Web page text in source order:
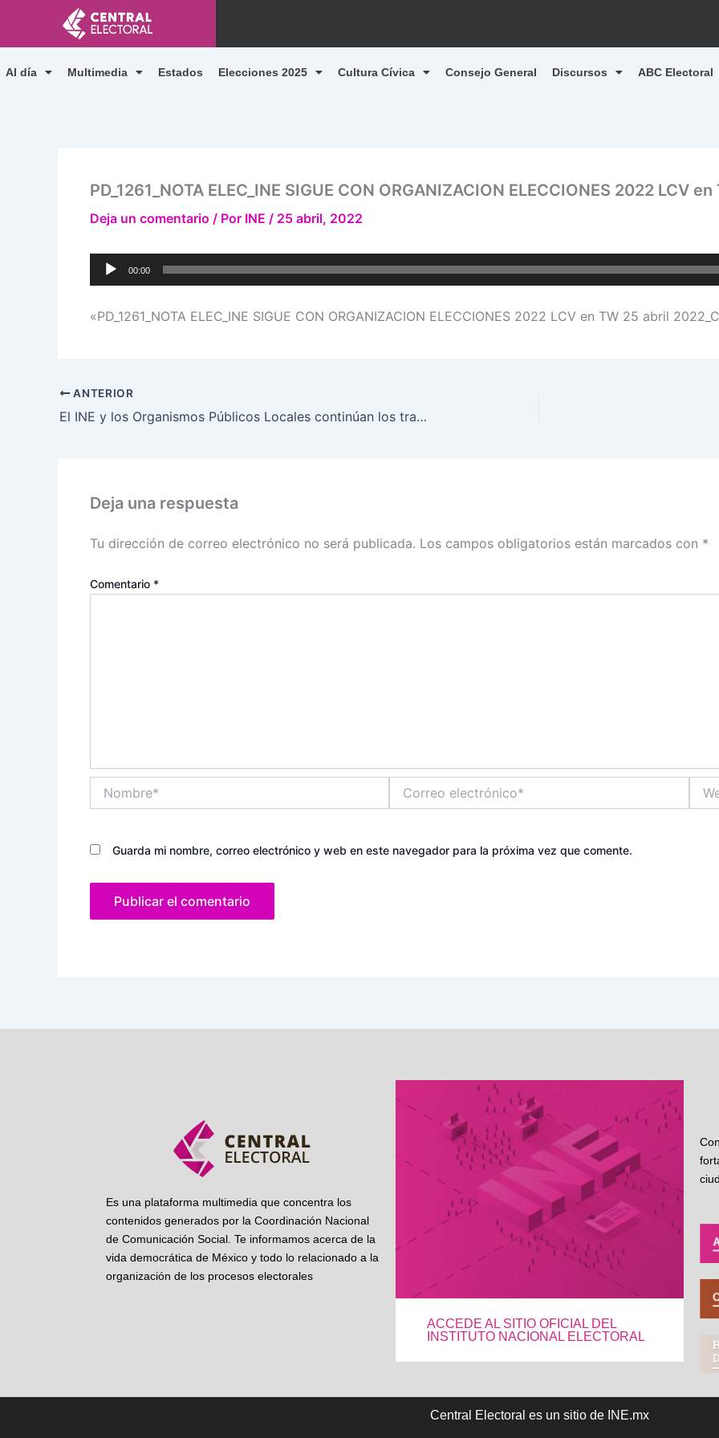
contenido
Al día Multimedia Estados Elecciones 2025 Cultura Cívica Consejo General Discursos ABC Electoral
PD_1261_NOTA ELEC_INE SIGUE CON ORGANIZACION ELECCIONES 2022 LCV
Deja un comentario / Por INE / 25 abril, 2022
Reproductor
de
00:00
«PD_1261_NOTA ELEC_INE SIGUE CON ORGANIZACION ELECCIONES 2022 LCV en TW 25 abril
ANTERIOR
El INE y los Organismos Públicos Locales continúan los trabajos de organización de las elecciones del 5 de junio en seis estados
Deja una respuesta
Tu dirección de correo electrónico no será publicada. Los campos obligatorios están marcados con *
Comentario *
electrónico*
Guarda mi nombre, correo electrónico y web en este navegador para la próxima vez que comente.
Es una plataforma multimedia que concentra los
contenidos generados por la Coordinación Nacional
de Comunicación Social. Te informamos acerca de la
vida democrática de México y todo lo relacionado a la
organización de los procesos electorales
ACCEDE AL SITIO OFICIAL DEL
INSTITUTO NACIONAL ELECTORAL
Central Electoral es un sitio de INE.mx